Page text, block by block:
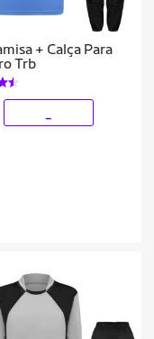
+ Calça Para
Goleiro Trb